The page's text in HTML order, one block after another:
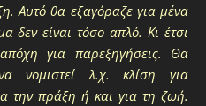
Αυτό θα εξαγόραζε για μένα
δεν είναι τόσο απλό. Κι έτσι
για παρεξηγήσεις. Θα
νομιστεί λ.χ. κλίση για
την πράξη ή και για τη ζωή.